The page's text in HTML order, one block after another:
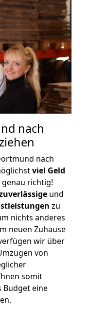
nach
nach
viel Geld
genau richtig!
und
zu
nichts anderes
neuen Zuhause
wir über
von
somit
Budget eine